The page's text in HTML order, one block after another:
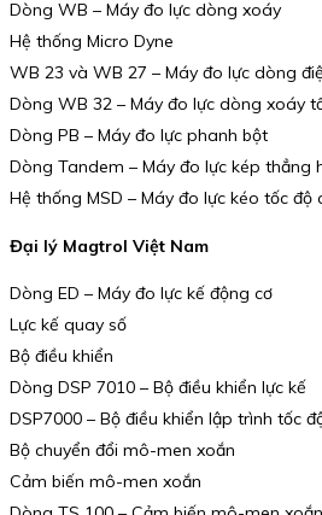
Dòng WB – Máy đo lực dòng xoáy
Hệ thống Micro Dyne
WB 23 và WB 27 – Máy đo lực dòng
Dòng WB 32 – Máy đo lực dòng xoáy
Dòng PB – Máy đo lực phanh bột
Dòng Tandem – Máy đo lực kép thẳng
Hệ thống MSD – Máy đo lực kéo tốc độ
Đại lý Magtrol Việt Nam
Dòng ED – Máy đo lực kế động cơ
Lực kế quay số
Bộ điều khiển
Dòng DSP 7010 – Bộ điều khiển lực kế
DSP7000 – Bộ điều khiển lập trình tốc
Bộ chuyển đổi mô-men xoắn
Cảm biến mô-men xoắn